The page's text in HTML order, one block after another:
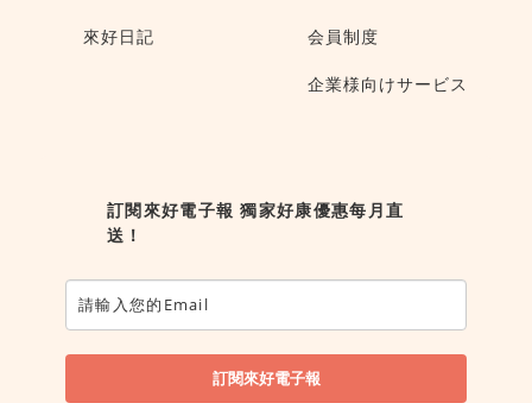
來好日記 会員制度
企業様向けサービス
訂閱來好電子報 獨家好康優惠每月直
送！
訂閱來好電子報